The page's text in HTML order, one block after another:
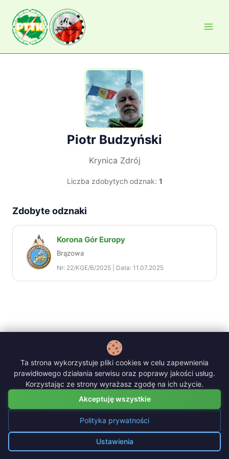
treści
Piotr Budzyński
Krynica Zdrój
Liczba zdobytych odznak: 1
Zdobyte odznaki
Korona Gór Europy
Brązowa
Nr: 22/KGE/B/2025 | Data: 11.07.2025
Polityka prywatności Logowanie prowadzącego
Ta strona wykorzystuje pliki cookies w celu zapewnienia
prawidłowego działania serwisu oraz poprawy jakości usług.
Korzystając ze strony wyrażasz zgodę na ich użycie.
Polityka prywatności
Ustawienia
Akceptuję wszystkie